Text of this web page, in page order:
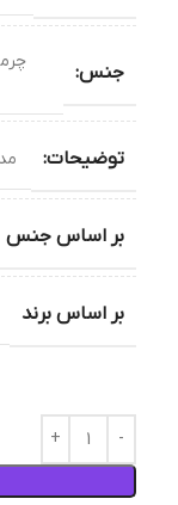
جنس:
توضیحات:
بر اساس جنس
بر اساس برند